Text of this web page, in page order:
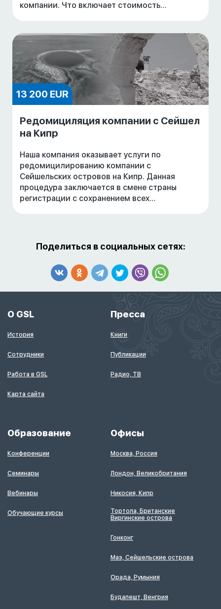
компании. Что включает стоимость
13 200 EUR
Редомициляция компании с Сейшел
на Кипр
Наша компания оказывает услуги по
редомицилированию компании с
Сейшельских островов на Кипр. Данная
процедура заключается в смене страны
регистрации с сохранением всех
Поделиться в социальных сетях:
О GSL
История
Сотрудники
Работа в GSL
Карта сайта
Пресса
Книги
Публикации
Радио, ТВ
Образование
Конференции
Семинары
Вебинары
Обучающие курсы
Офисы
Москва, Россия
Лондон, Великобритания
Никосия, Кипр
Тортола, Британские
Виргинские острова
Гонконг
Маэ, Сейшельские острова
Орада, Румыния
Будапешт, Венгрия